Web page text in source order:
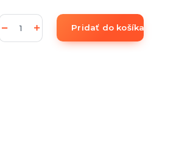
Pridať do košíka